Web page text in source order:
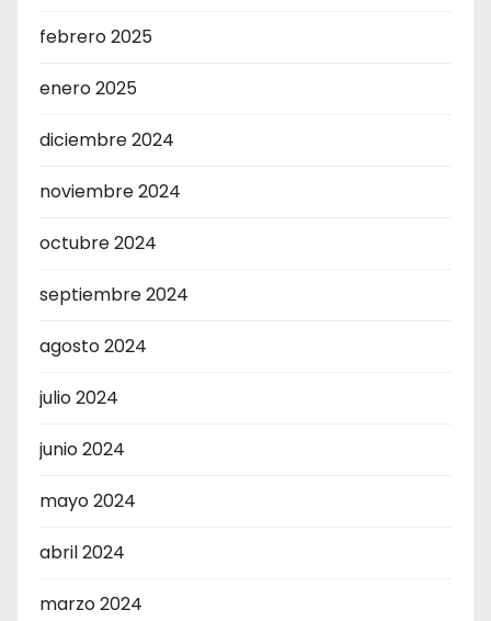
febrero 2025
enero 2025
diciembre 2024
noviembre 2024
octubre 2024
septiembre 2024
agosto 2024
julio 2024
junio 2024
mayo 2024
abril 2024
marzo 2024